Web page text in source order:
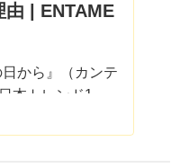
由 | ENTAME
から』（カンテ
本トレンド1